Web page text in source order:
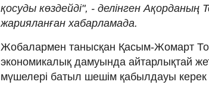
қосуды көздейді", - делінген Ақорданың
жарияланған хабарламада.
Жобалармен танысқан Қасым-Жомарт
экономикалық дамуында айтарлықтай
мүшелері батыл шешім қабылдауы керек